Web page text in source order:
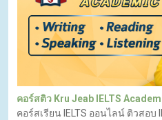
คอร์สติว Kru Jeab IELTS
คอร์สเรียน IELTS ออนไลน์ ติวสอบ